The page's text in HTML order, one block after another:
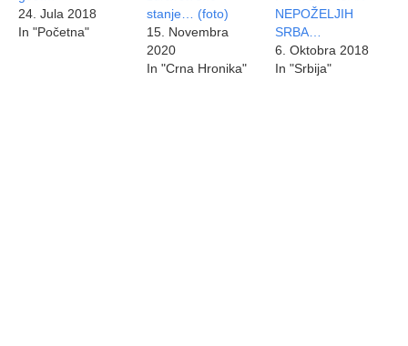
24. Jula 2018
In "Početna"
stanje… (foto)
15. Novembra
2020
In "Crna Hronika"
NEPOŽELJIH
SRBA…
6. Oktobra 2018
In "Srbija"